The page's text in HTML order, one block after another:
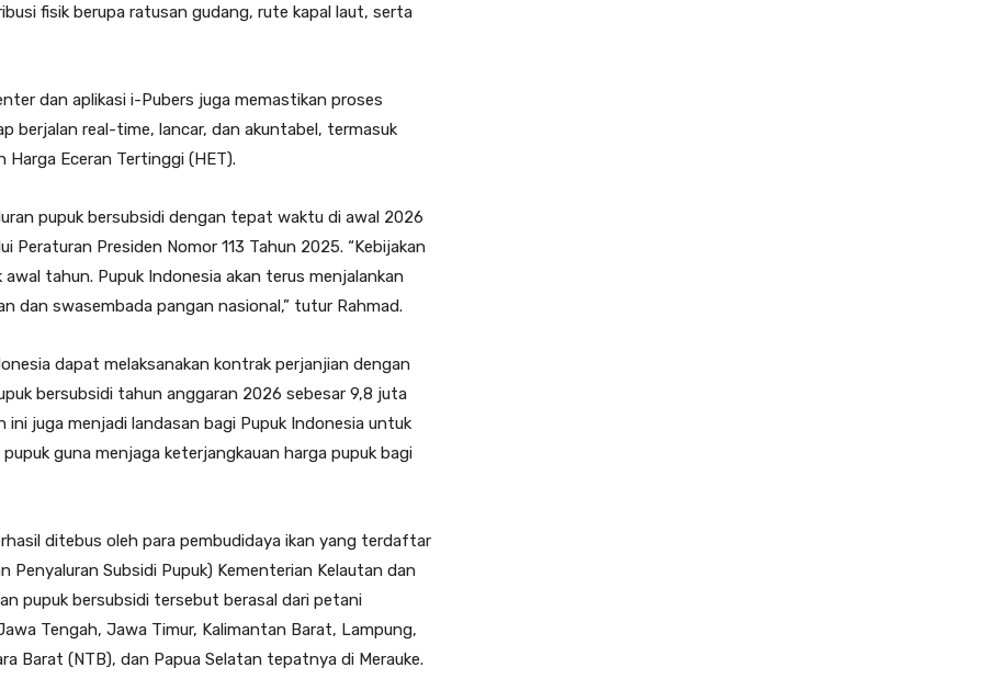
fisik berupa ratusan gudang, rute kapal laut, serta
dan aplikasi i-Pubers juga memastikan proses
berjalan real-time, lancar, dan akuntabel, termasuk
Eceran Tertinggi (HET).
pupuk bersubsidi dengan tepat waktu di awal 2026
Presiden Nomor 113 Tahun 2025. “Kebijakan
tahun. Pupuk Indonesia akan terus menjalankan
dan swasembada pangan nasional,” tutur Rahmad.
dapat melaksanakan kontrak perjanjian dengan
bersubsidi tahun anggaran 2026 sebesar 9,8 juta
juga menjadi landasan bagi Pupuk Indonesia untuk
guna menjaga keterjangkauan harga pupuk bagi
ditebus oleh para pembudidaya ikan yang terdaftar
Penyaluran Subsidi Pupuk) Kementerian Kelautan dan
pupuk bersubsidi tersebut berasal dari petani
Tengah, Jawa Timur, Kalimantan Barat, Lampung,
Barat (NTB), dan Papua Selatan tepatnya di Merauke.